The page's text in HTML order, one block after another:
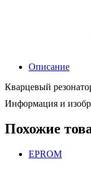
Описание
Кварцевый
Информация и
Похожие
EPROM